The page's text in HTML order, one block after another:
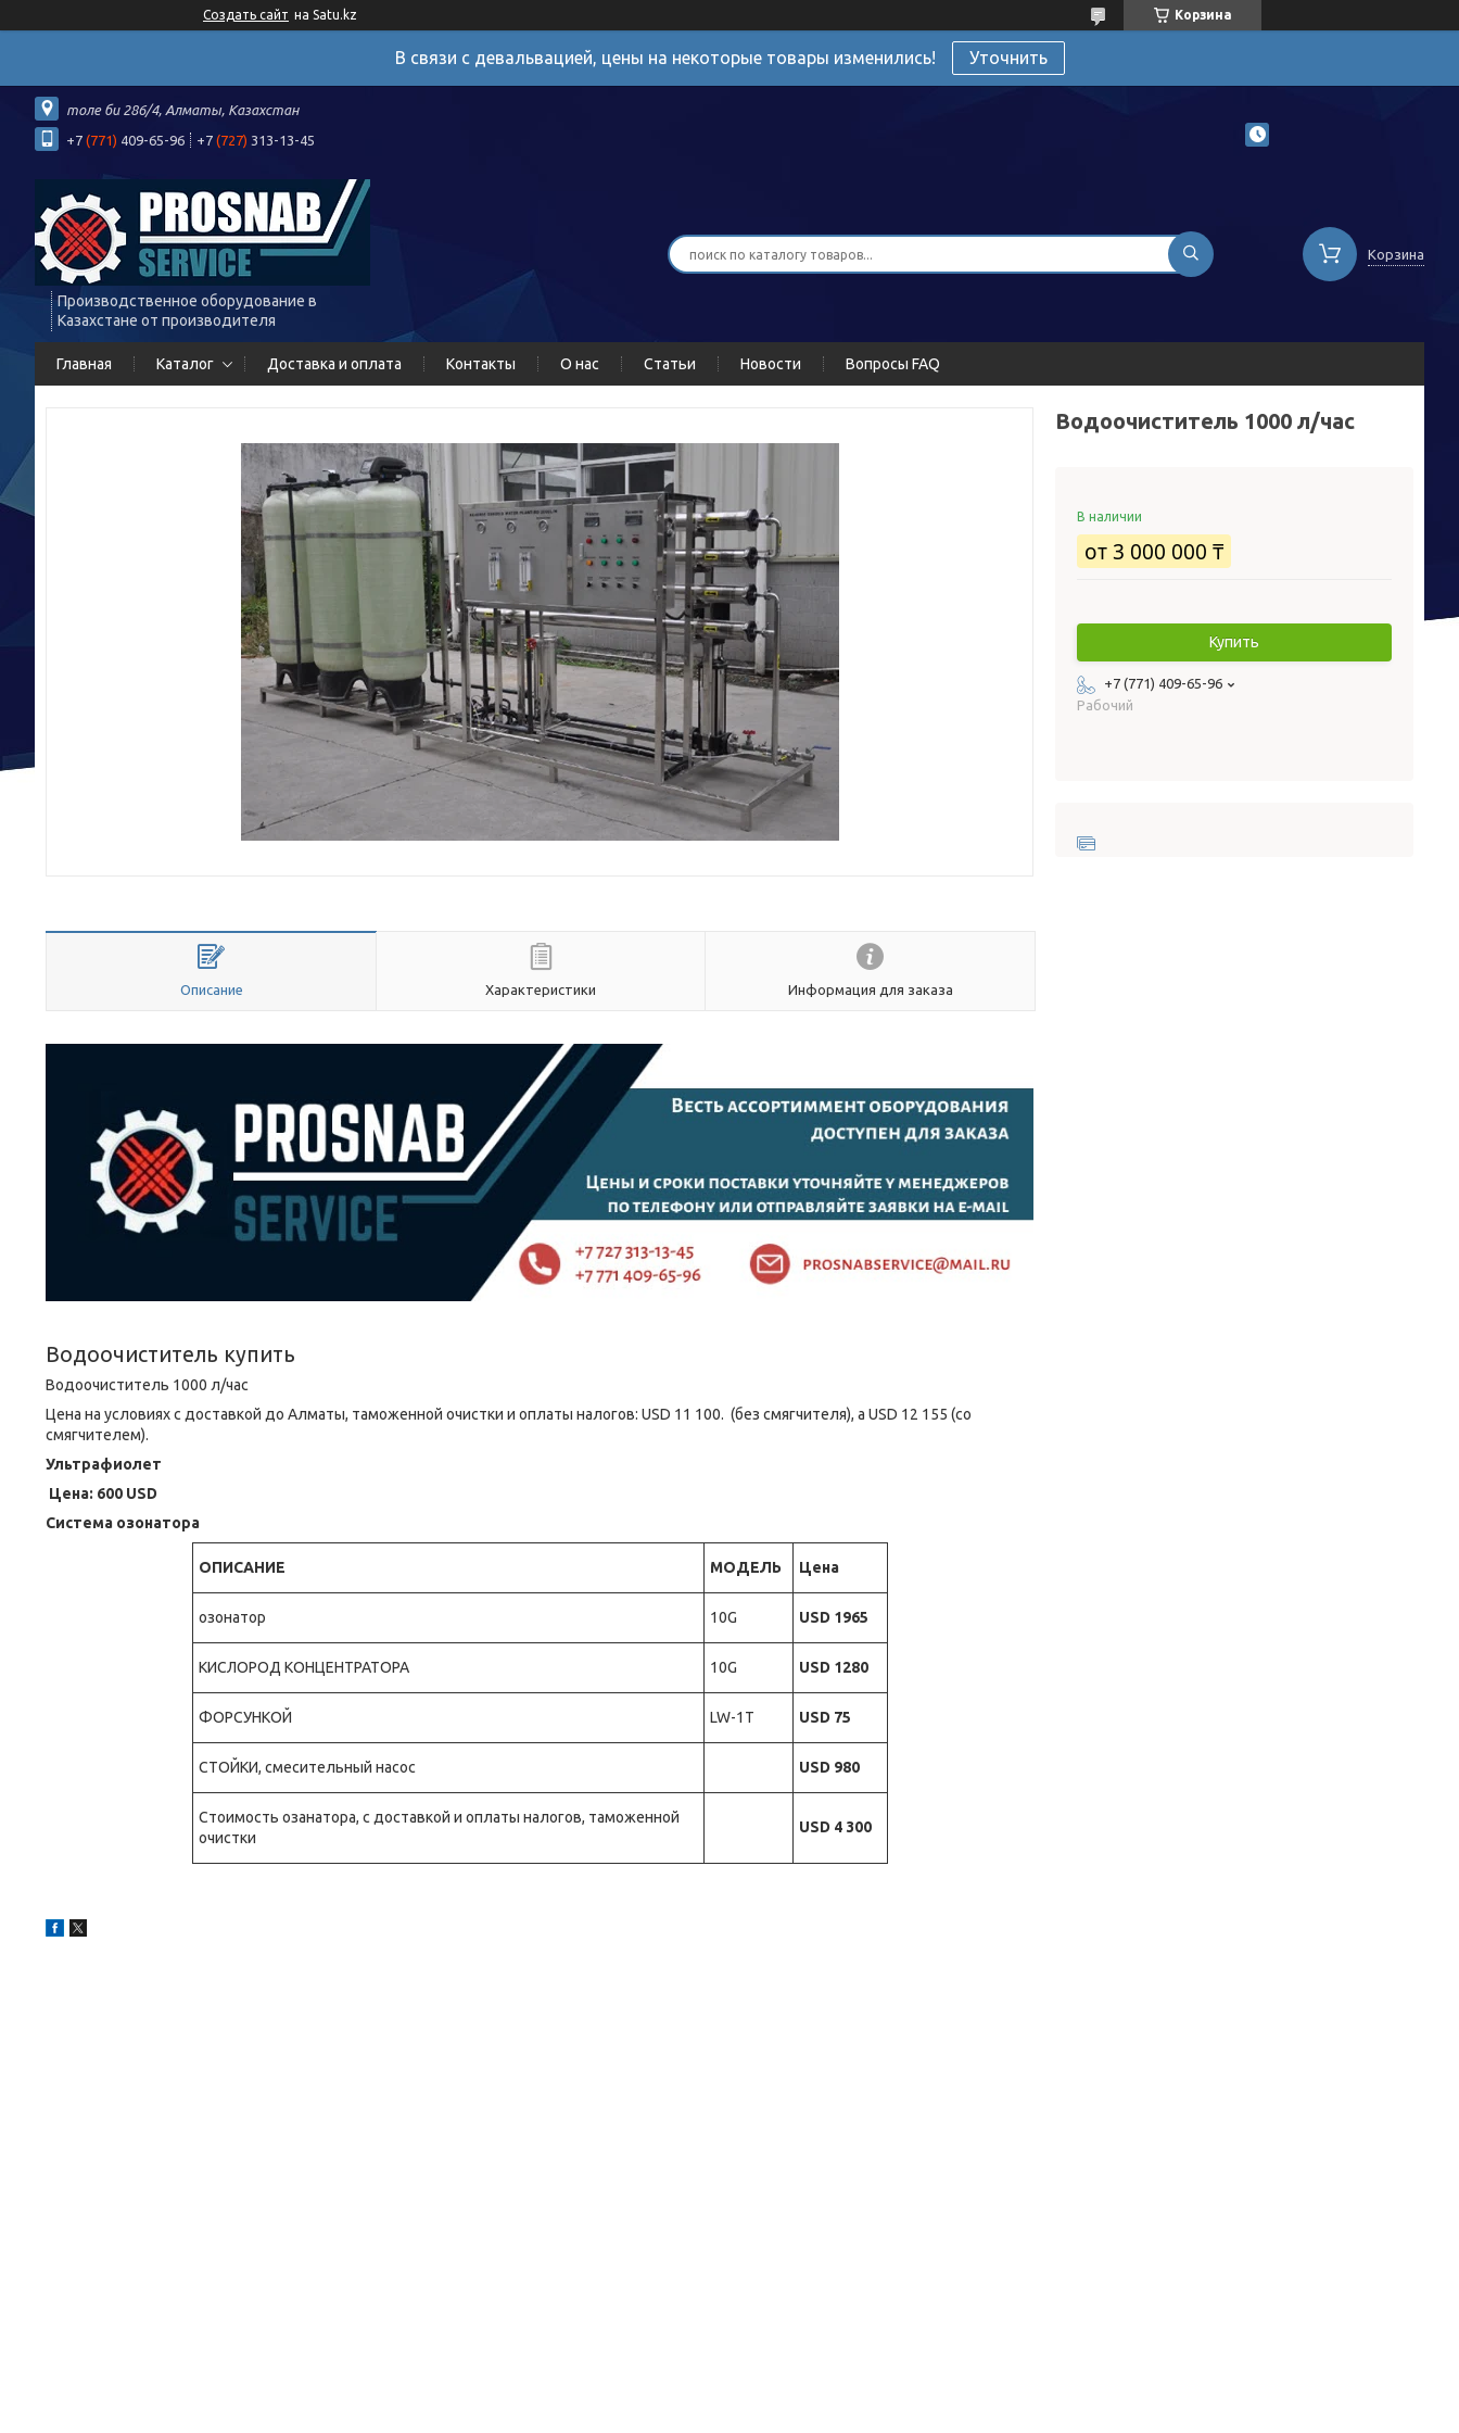
Создать сайт на Satu.kz Корзина
В связи с девальвацией, цены на некоторые товары изменились! Уточнить
толе би 286/4, Алматы, Казахстан
+7 (771) 409-65-96 +7 (727) 313-13-45
Производственное оборудование в
Казахстане от производителя
Корзина
Главная Каталог Доставка и оплата Контакты О нас Статьи Новости Вопросы FAQ
Описание Характеристики Информация для заказа
Водоочиститель купить
Водоочиститель 1000 л/час
Цена на условиях с доставкой до Алматы, таможенной очистки и оплаты налогов: USD 11 100. (без смягчителя), а USD 12 155 (со
смягчителем).
Ультрафиолет
Цена: 600 USD
Система озонатора
ОПИСАНИЕ МОДЕЛЬ Цена
озонатор 10G USD 1965
КИСЛОРОД КОНЦЕНТРАТОРА 10G USD 1280
ФОРСУНКОЙ LW-1T USD 75
СТОЙКИ, смесительный насос USD 980
Стоимость озанатора, с доставкой и оплаты налогов, таможенной
очистки
USD 4 300
Водоочиститель 1000 л/час
В наличии
от3 000 000 ₸
Купить
+7 (771) 409-65-96
Рабочий